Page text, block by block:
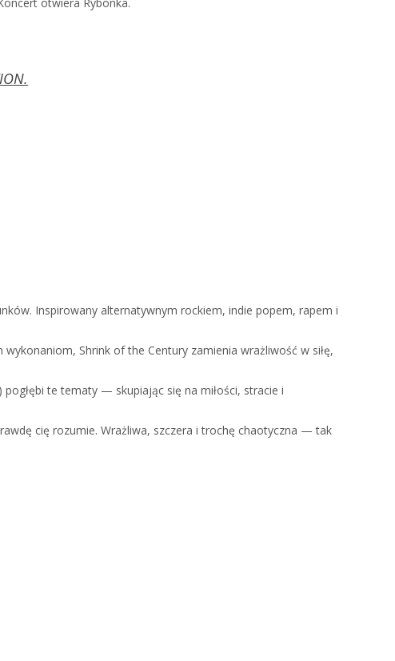
Inspirowany alternatywnym rockiem, indie popem, rapem i
Shrink of the Century zamienia wrażliwość w siłę,
te tematy — skupiając się na miłości, stracie i
cię rozumie. Wrażliwa, szczera i trochę chaotyczna — tak